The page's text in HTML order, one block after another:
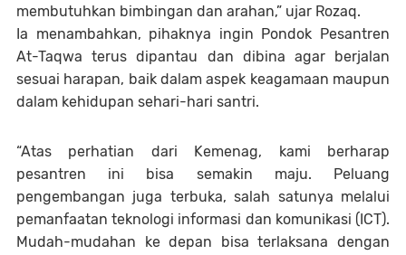
membutuhkan bimbingan dan arahan,” ujar Rozaq.
Ia menambahkan, pihaknya ingin Pondok Pesantren
At-Taqwa terus dipantau dan dibina agar berjalan
sesuai harapan, baik dalam aspek keagamaan maupun
dalam kehidupan sehari-hari santri.
“Atas perhatian dari Kemenag, kami berharap
pesantren ini bisa semakin maju. Peluang
pengembangan juga terbuka, salah satunya melalui
pemanfaatan teknologi informasi dan komunikasi (ICT).
Mudah-mudahan ke depan bisa terlaksana dengan